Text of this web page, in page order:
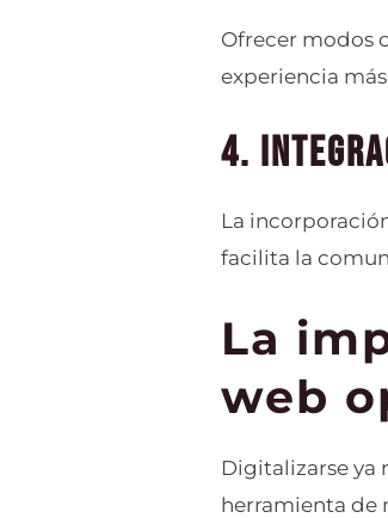
Ofrecer modos
experiencia
4.
La
facilita la
La
web
Digitalizarse ya
herramienta de